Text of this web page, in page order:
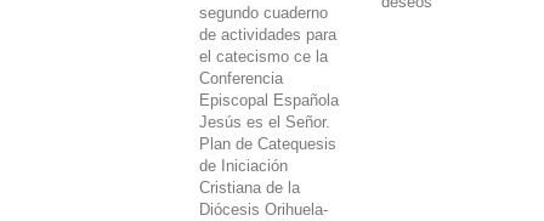
segundo cuaderno
de actividades para
el catecismo ce la
Conferencia
Episcopal Española
Jesús es el Señor.
Plan de Catequesis
de Iniciación
Cristiana de la
Diócesis Orihuela-